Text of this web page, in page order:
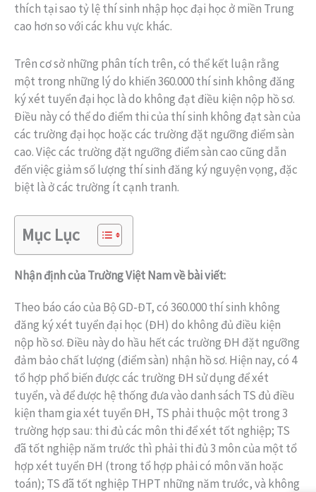
thích tại sao tỷ lệ thí sinh nhập học đại học ở miền Trung
cao hơn so với các khu vực khác.
Trên cơ sở những phân tích trên, có thể kết luận rằng
một trong những lý do khiến 360.000 thí sinh không đăng
ký xét tuyển đại học là do không đạt điều kiện nộp hồ sơ.
Điều này có thể do điểm thi của thí sinh không đạt sàn của
các trường đại học hoặc các trường đặt ngưỡng điểm sàn
cao. Việc các trường đặt ngưỡng điểm sàn cao cũng dẫn
đến việc giảm số lượng thí sinh đăng ký nguyện vọng, đặc
biệt là ở các trường ít cạnh tranh.
Mục Lục
Nhận định của Trường Việt Nam về bài viết:
Theo báo cáo của Bộ GD-ĐT, có 360.000 thí sinh không
đăng ký xét tuyển đại học (ĐH) do không đủ điều kiện
nộp hồ sơ. Điều này do hầu hết các trường ĐH đặt ngưỡng
đảm bảo chất lượng (điểm sàn) nhận hồ sơ. Hiện nay, có 4
tổ hợp phổ biến được các trường ĐH sử dụng để xét
tuyển, và để được hệ thống đưa vào danh sách TS đủ điều
kiện tham gia xét tuyển ĐH, TS phải thuộc một trong 3
trường hợp sau: thi đủ các môn thi để xét tốt nghiệp; TS
đã tốt nghiệp năm trước thì phải thi đủ 3 môn của một tổ
hợp xét tuyển ĐH (trong tổ hợp phải có môn văn hoặc
toán); TS đã tốt nghiệp THPT những năm trước, và không